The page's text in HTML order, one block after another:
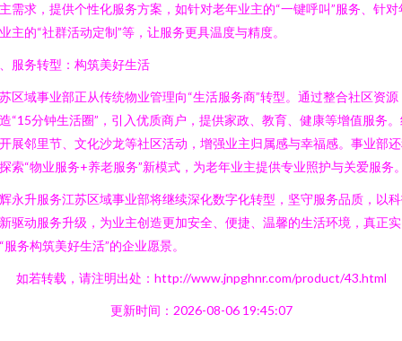
需求，提供个性化服务方案，如针对老年业主的“一键呼叫”服务、针对
主的“社群活动定制”等，让服务更具温度与精度。
服务转型：构筑美好生活
区域事业部正从传统物业管理向“生活服务商”转型。通过整合社区资源
“15分钟生活圈”，引入优质商户，提供家政、教育、健康等增值服务
展邻里节、文化沙龙等社区活动，增强业主归属感与幸福感。事业部
索“物业服务+养老服务”新模式，为老年业主提供专业照护与关爱服务
永升服务江苏区域事业部将继续深化数字化转型，坚守服务品质，以
驱动服务升级，为业主创造更加安全、便捷、温馨的生活环境，真正实
服务构筑美好生活”的企业愿景。
如若转载，请注明出处：http://www.jnpghnr.com/product/43.html
更新时间：2026-08-06 19:45:07